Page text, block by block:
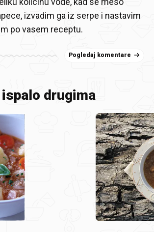
izvadim ga iz serpe i nastavim
po vasem receptu.
Pogledaj komentare
drugima